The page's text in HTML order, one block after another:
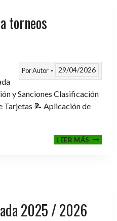
torneos
PorAutor 29/04/2026
y Sanciones Clasificación
Tarjetas 📝 Aplicación de
LEER MÁSFASE
2025 / 2026